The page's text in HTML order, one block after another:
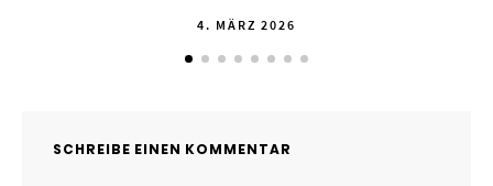
POSTED
4. MÄRZ 2026
SCHREIBE EINEN KOMMENTAR